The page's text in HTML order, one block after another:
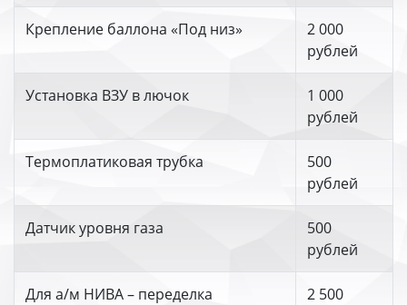
Крепление баллона «Под низ»
2 000
рублей
Установка ВЗУ в лючок
1 000
рублей
Термоплатиковая трубка
500
рублей
Датчик уровня газа
500
рублей
Для а/м НИВА – переделка
2 500